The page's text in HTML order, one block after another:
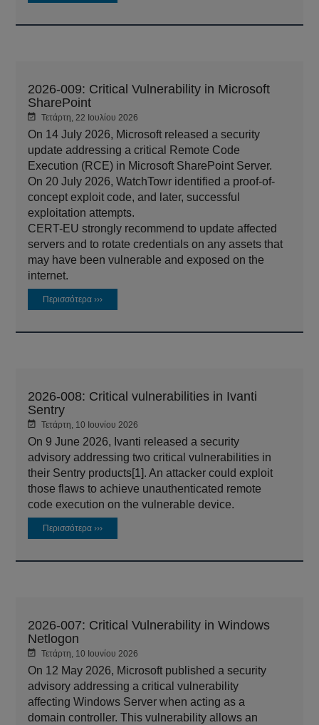
2026-009: Critical Vulnerability in Microsoft
SharePoint
Τετάρτη, 22 Ιουλίου 2026
On 14 July 2026, Microsoft released a security
update addressing a critical Remote Code
Execution (RCE) in Microsoft SharePoint Server.
On 20 July 2026, WatchTowr identified a proof-of-
concept exploit code, and later, successful
exploitation attempts.
CERT-EU strongly recommend to update affected
servers and to rotate credentials on any assets that
may have been vulnerable and exposed on the
internet.
Περισσότερα ›››
2026-008: Critical vulnerabilities in Ivanti
Sentry
Τετάρτη, 10 Ιουνίου 2026
On 9 June 2026, Ivanti released a security
advisory addressing two critical vulnerabilities in
their Sentry products[1]. An attacker could exploit
those flaws to achieve unauthenticated remote
code execution on the vulnerable device.
Περισσότερα ›››
2026-007: Critical Vulnerability in Windows
Netlogon
Τετάρτη, 10 Ιουνίου 2026
On 12 May 2026, Microsoft published a security
advisory addressing a critical vulnerability
affecting Windows Server when acting as a
domain controller. This vulnerability allows an